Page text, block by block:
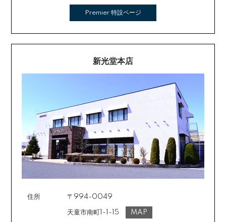
Premier 特設ページ
新光堂本店
住所 〒994-0049
天童市南町1-1-15 MAP